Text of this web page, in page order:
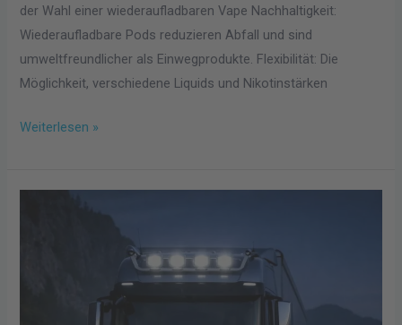
der Wahl einer wiederaufladbaren Vape Nachhaltigkeit:
Wiederaufladbare Pods reduzieren Abfall und sind
umweltfreundlicher als Einwegprodukte. Flexibilität: Die
Möglichkeit, verschiedene Liquids und Nikotinstärken
Weiterlesen »